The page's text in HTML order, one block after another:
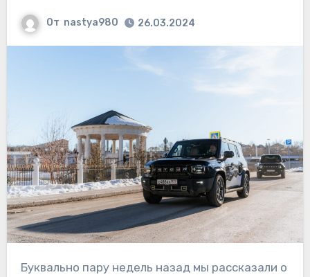
От nastya980 26.03.2024
Буквально пару недель назад мы рассказали о